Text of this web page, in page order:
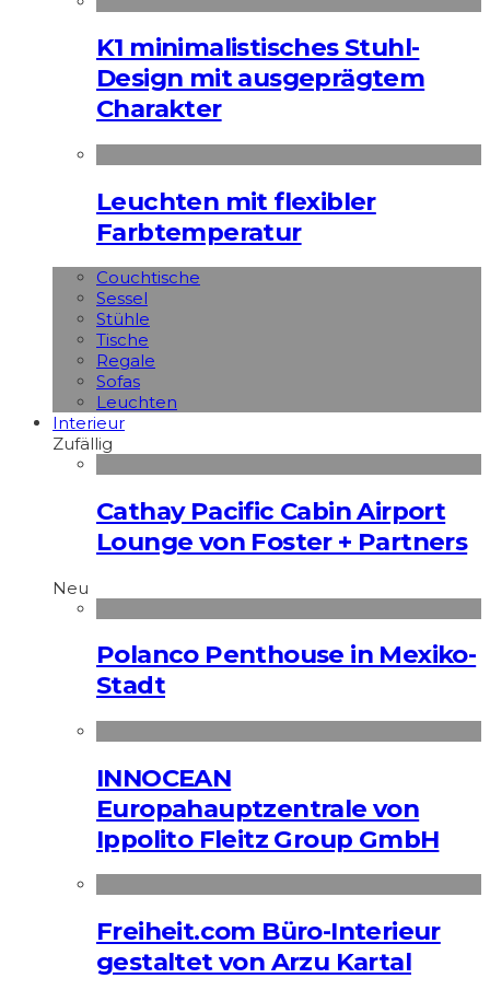
K1 minimalistisches Stuhl-
Design mit ausgeprägtem
Charakter
Leuchten mit flexibler
Farbtemperatur
Couchtische
Sessel
Stühle
Tische
Regale
Sofas
Leuchten
Interieur
Zufällig
Cathay Pacific Cabin Airport
Lounge von Foster + Partners
Neu
Polanco Penthouse in Mexiko-
Stadt
INNOCEAN
Europahauptzentrale von
Ippolito Fleitz Group GmbH
Freiheit.com Büro-Interieur
gestaltet von Arzu Kartal